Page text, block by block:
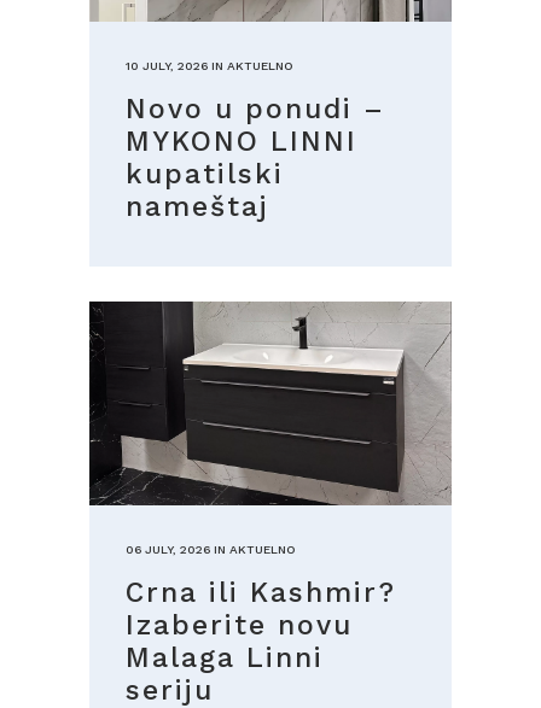
10 JULY, 2026 IN AKTUELNO
Novo u ponudi –
MYKONO LINNI
kupatilski
nameštaj
06 JULY, 2026 IN AKTUELNO
Crna ili Kashmir?
Izaberite novu
Malaga Linni
seriju